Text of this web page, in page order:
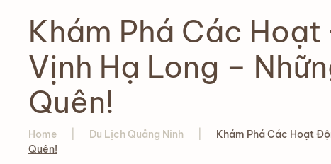
Khám Phá Các
Vịnh Hạ Long –
Quên!
Home Du Lịch Quảng Ninh
Khám Phá Các Hoạt
Quên!